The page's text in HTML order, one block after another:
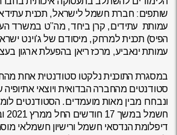
שותפים: חברת חשמל לישראל, תכנית
עמותת עתידים, קרן ביחד, מה”ט במשרד
הפיס) תכנית למרחק, מיסודם של ג’וינט
עמותת ינאביע, מרכז ריאן בהפעלת ארגון
סטודנטים מהחברה הבדואית ויוצאי אתיופיה
ונבחרו מבין מאות מועמדים. הסטודנטים
דיפלומת הנדסאי חשמל ורישיון חשמלאי